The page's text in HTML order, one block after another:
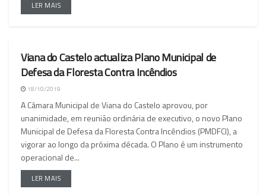
LER MAIS
NACIONAL
Viana do Castelo actualiza Plano Municipal de
Defesa da Floresta Contra Incêndios
18/10/2019
A Câmara Municipal de Viana do Castelo aprovou, por
unanimidade, em reunião ordinária de executivo, o novo Plano
Municipal de Defesa da Floresta Contra Incêndios (PMDFCI), a
vigorar ao longo da próxima década. O Plano é um instrumento
operacional de...
LER MAIS